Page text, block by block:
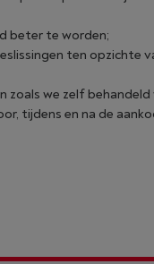
beter te worden;
ten opzichte
zoals we zelf behandeld
tijdens en na de